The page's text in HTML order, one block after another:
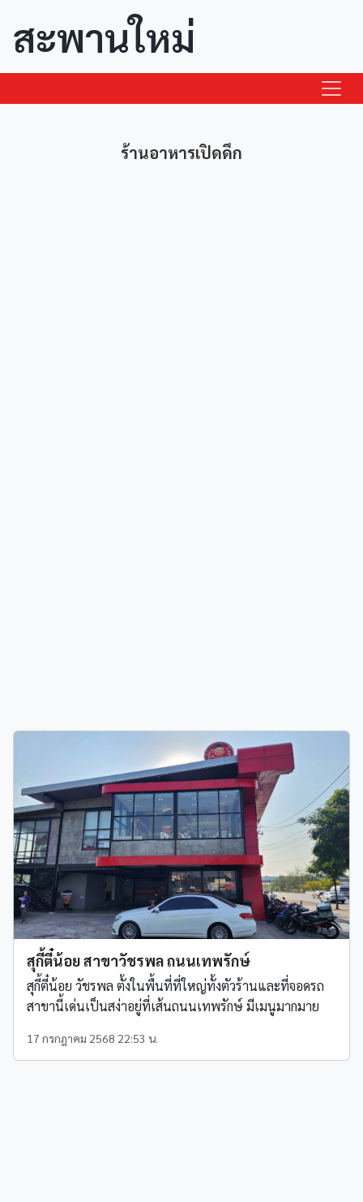
สะพานใหม่
ร้านอาหารเปิดดึก
สุกี้ตี๋น้อย สาขาวัชรพล ถนนเทพรักษ์
สุกี้ตี๋น้อย วัชรพล ตั้งในพื้นที่ที่ใหญ่ทั้งตัวร้านและที่จอดรถ
สาขานี้เด่นเป็นสง่าอยู่ที่เส้นถนนเทพรักษ์ มีเมนูมากมาย
17 กรกฎาคม 2568 22:53 น.